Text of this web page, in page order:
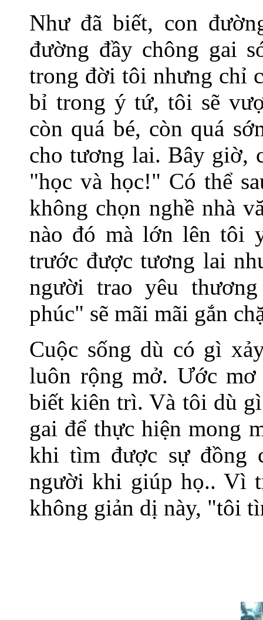
Như đã biết, con
đường đầy chông gai
trong đời tôi nhưng chỉ
bỉ trong ý tứ, tôi sẽ
còn quá bé, còn quá
cho tương lai. Bây giờ,
"học và học!" Có thể
không chọn nghề nhà
nào đó mà lớn lên tôi
trước được tương lai
người trao yêu
phúc" sẽ mãi mãi gắn
Cuộc sống dù có gì
luôn rộng mở. Ước mơ
biết kiên trì. Và tôi dù
gai để thực hiện mong
khi tìm được sự đồng
người khi giúp họ.. Vì
không giản dị này, "tôi